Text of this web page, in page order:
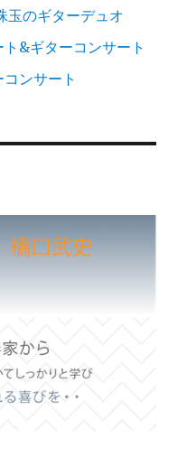
玉のギターデュオ
&ギターコンサート
ンサート